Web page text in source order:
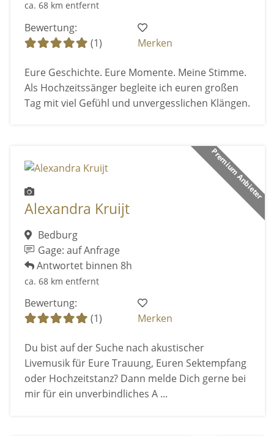
ca. 68 km entfernt
Bewertung:
(1)
Merken
Eure Geschichte. Eure Momente. Meine Stimme.
Als Hochzeitssänger begleite ich euren großen
Tag mit viel Gefühl und unvergesslichen Klängen.
Premium Anbieter
Alexandra Kruijt
Bedburg
Gage: auf Anfrage
Antwortet binnen 8h
ca. 68 km entfernt
Bewertung:
(1)
Merken
Du bist auf der Suche nach akustischer
Livemusik für Eure Trauung, Euren Sektempfang
oder Hochzeitstanz? Dann melde Dich gerne bei
mir für ein unverbindliches A ...